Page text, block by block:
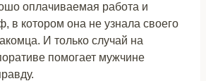
оплачиваемая работа и
в котором она не узнала своего
И только случай на
помогает мужчине